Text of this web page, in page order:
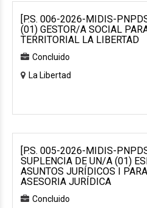
[P.S. 006-2026-MIDIS-
(01) GESTOR/A SOCIAL
TERRITORIAL LA LIBERTAD
Concluido
La Libertad
[P.S. 005-2026-MIDIS-
SUPLENCIA DE UN/A (01)
ASUNTOS JURÍDICOS I
ASESORIA JURÍDICA
Concluido